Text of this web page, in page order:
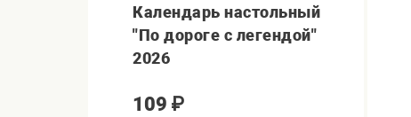
Календарь настольный
"По дороге с легендой"
2026
109 ₽